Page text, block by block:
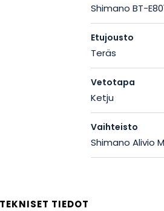
Shimano BT-
Etujousto
Teräs
Vetotapa
Ketju
Vaihteisto
Shimano Alivio
TEKNISET TIEDOT